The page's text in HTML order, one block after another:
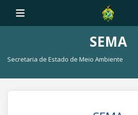
SEMA
Secretaria de Estado de Meio Ambiente